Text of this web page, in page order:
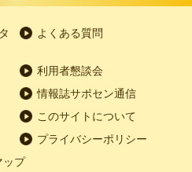
よくある質問
利用者懇談会
情報誌サポセン通信
このサイトについて
プライバシーポリシー
ップ